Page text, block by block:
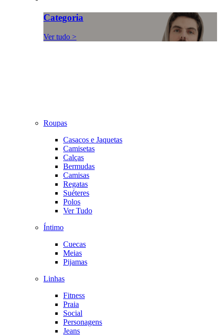
Categoria
Ver tudo >
Roupas
Casacos e Jaquetas
Camisetas
Calças
Bermudas
Camisas
Regatas
Suéteres
Polos
Ver Tudo
Íntimo
Cuecas
Meias
Pijamas
Linhas
Fitness
Praia
Social
Personagens
Jeans